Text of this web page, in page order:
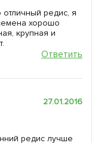
редис, я
хорошо
крупная и
Ответить
27.01.2016
редис лучше